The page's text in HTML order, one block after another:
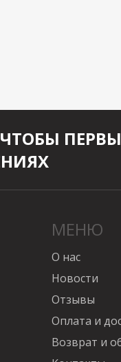
ЧТОБЫ
МЕНЮ
О нас
Новости
Отзывы
Оплата и
Возврат и